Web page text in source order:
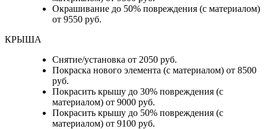
Окрашивание до 50% повреждения (с материалом)
от 9550 руб.
КРЫША
Снятие/установка от 2050 руб.
Покраска нового элемента (с материалом) от 8500
руб.
Покрасить крышу до 30% повреждения (с
материалом) от 9000 руб.
Покрасить крышу до 50% повреждения (с
материалом) от 9100 руб.